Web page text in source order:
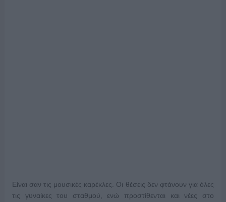
Είναι σαν τις μουσικές καρέκλες. Οι θέσεις δεν φτάνουν για όλες
τις γυναίκες του σταθμού, ενώ προστίθενται και νέες στο